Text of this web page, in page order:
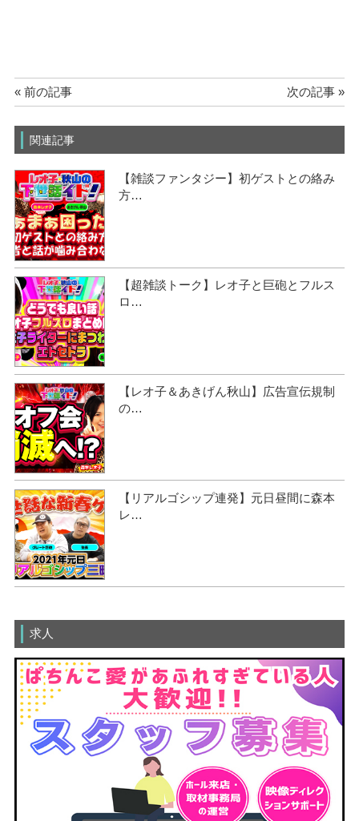
« 前の記事 次の記事 »
関連記事
【雑談ファンタジー】初ゲストとの絡み
方…
【超雑談トーク】レオ子と巨砲とフルス
ロ…
【レオ子＆あきげん秋山】広告宣伝規制
の…
【リアルゴシップ連発】元日昼間に森本
レ…
求人